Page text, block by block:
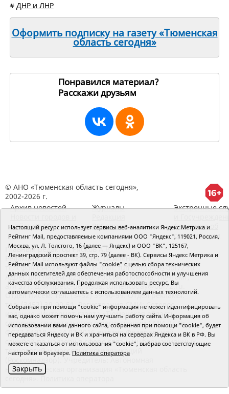
# ДНР и ЛНР
Оформить подписку на газету «Тюменская
область сегодня»
Понравился материал?
Расскажи друзьям
© АНО «Тюменская область сегодня»,
2002-2026 г.
Архив новостей
районов ТО
Журналы
RSS поток
Экстренные
Сведения об
организации
Главный редактор Рябков А.В.
Редакция: 625002, Тюмень, Осипенко, 81,
телефон (3452)49-00-18, e-mail: tumentoday@obl72.ru
Адрес для писем: 625000, Россия, Тюмень, Почтамт,
а/я 371. Для пресс-релизов: tumentoday@obl72.ru.
Отдел писем: тел. (3452) 39-90-59. Отдел рекламы:
тел. (3452) 39-90-51. Регистрация СМИ: Сетевое
издание «Интернет-газета «Тюменская область
сегодня», свидетельство о регистрации СМИ Эл №
ФС77-64918 от 24.02.2016 выдано Федеральной
службой по надзору в сфере связи, информационных
технологий и массовых коммуникаций
(Роскомнадзор). Учредитель: Автономная
некоммерческая организация «Тюменская область
Настоящий ресурс использует сервисы веб-аналитики Яндекс Метрика и
Рейтинг Mail, предоставляемые компаниями ООО "Яндекс", 119021, Россия,
Москва, ул. Л. Толстого, 16 (далее — Яндекс) и ООО "ВК", 125167,
Ленинградский проспект 39, стр. 79 (далее - ВК). Сервисы Яндекс Метрика и
Рейтинг Mail используют файлы "cookie" с целью сбора технических
данных посетителей для обеспечения работоспособности и улучшения
качества обслуживания. Продолжая использовать ресурс, Вы
автоматически соглашаетесь с использованием данных технологий.
Собранная при помощи "cookie" информация не может идентифицировать
вас, однако может помочь нам улучшить работу сайта. Информация об
использовании вами данного сайта, собранная при помощи "cookie", будет
передаваться Яндексу и ВК и храниться на серверах Яндекса и ВК в РФ. Вы
можете отказаться от использования "cookie", выбрав соответствующие
настройки в браузере. Политика оператора
Закрыть